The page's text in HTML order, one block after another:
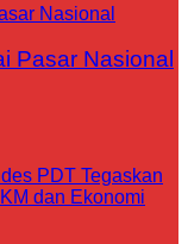
Pasar Nasional